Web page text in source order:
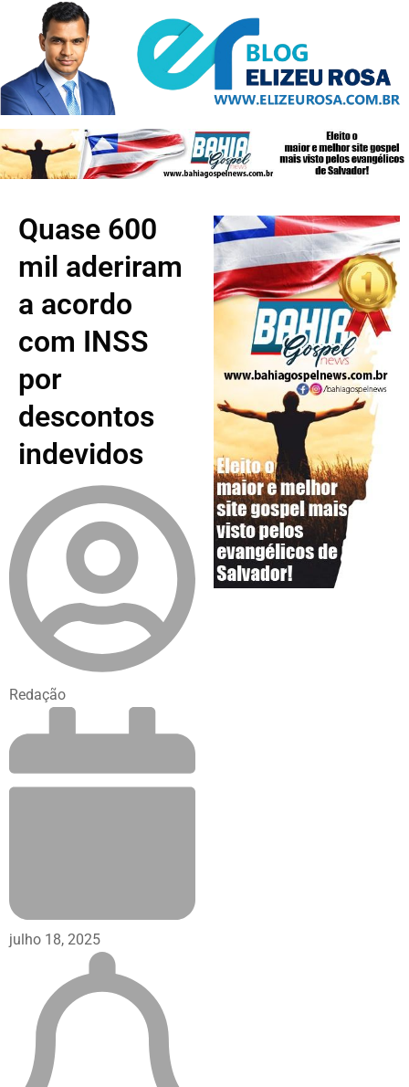
Quase 600
mil aderiram
a acordo
com INSS
por
descontos
indevidos
Redação
julho 18, 2025